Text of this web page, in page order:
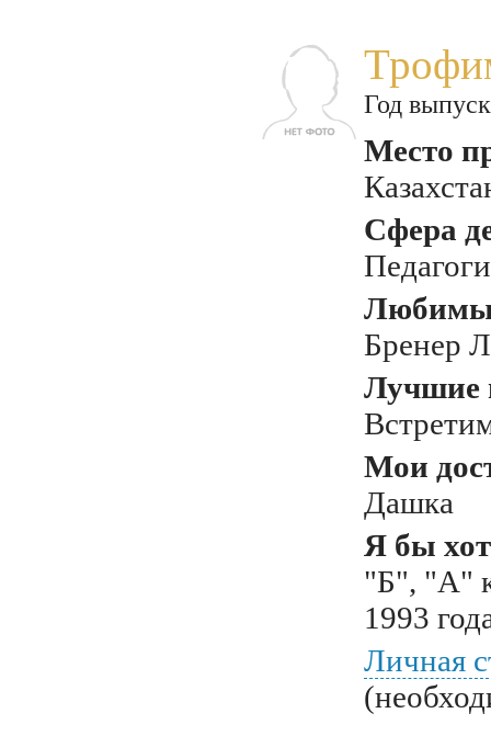
Год
Место
Сфера
Бренер
Лучшие
Мои
Дашка
Я бы
"Б", "А"
1993
Личная